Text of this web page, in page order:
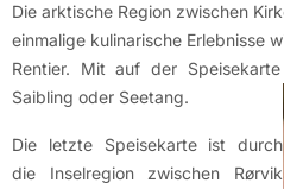
Die arktische Region zwischen
einmalige kulinarische Erlebnisse
Rentier. Mit auf der
Saibling oder Seetang.
Die letzte Speisekarte ist durch
die Inselregion zwischen Rørvik